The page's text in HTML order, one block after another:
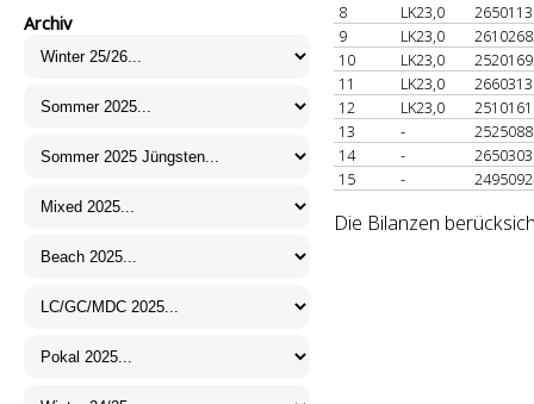
Archiv
8
LK23,0
9
LK23,0
10
LK23,0
11
LK23,0
12
LK23,0
13
-
14
-
15
-
Die Bilanzen